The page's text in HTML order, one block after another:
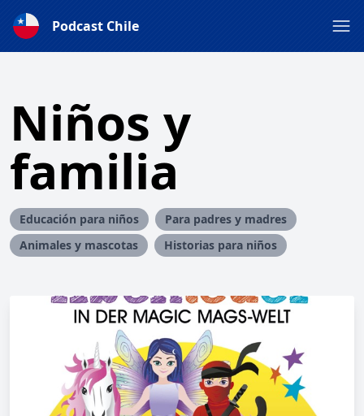
Podcast Chile
Niños y
familia
Educación para niños
Para padres y madres
Animales y mascotas
Historias para niños